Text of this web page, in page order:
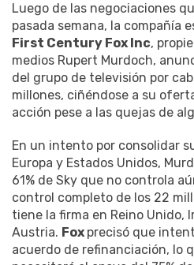
Luego de las negociaciones
pasada semana, la compañía
First Century Fox Inc,
medios Rupert Murdoch,
del grupo de televisión por
millones, ciñéndose a su
acción pese a las quejas de
En un intento por consolidar
Europa y Estados Unidos,
61% de Sky que no controla
control completo de los 22
tiene la firma en Reino Unido,
Austria. Fox precisó que
acuerdo de refinanciación, lo